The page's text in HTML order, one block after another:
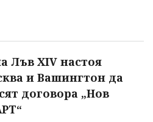
Лъв XIV настоя
и Вашингтон да
договора „Нов